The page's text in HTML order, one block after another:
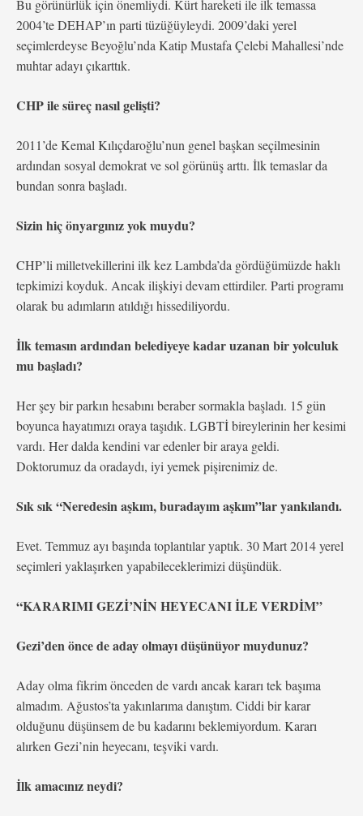
Bu görünürlük için önemliydi. Kürt hareketi ile ilk temassa
2004’te DEHAP’ın parti tüzüğüyleydi. 2009’daki yerel
seçimlerdeyse Beyoğlu’nda Katip Mustafa Çelebi Mahallesi’nde
muhtar adayı çıkarttık.
CHP ile süreç nasıl gelişti?
2011’de Kemal Kılıçdaroğlu’nun genel başkan seçilmesinin
ardından sosyal demokrat ve sol görünüş arttı. İlk temaslar da
bundan sonra başladı.
Sizin hiç önyargınız yok muydu?
CHP’li milletvekillerini ilk kez Lambda’da gördüğümüzde haklı
tepkimizi koyduk. Ancak ilişkiyi devam ettirdiler. Parti programı
olarak bu adımların atıldığı hissediliyordu.
İlk temasın ardından belediyeye kadar uzanan bir yolculuk
mu başladı?
Her şey bir parkın hesabını beraber sormakla başladı. 15 gün
boyunca hayatımızı oraya taşıdık. LGBTİ bireylerinin her kesimi
vardı. Her dalda kendini var edenler bir araya geldi.
Doktorumuz da oradaydı, iyi yemek pişirenimiz de.
Sık sık “Neredesin aşkım, buradayım aşkım”lar yankılandı.
Evet. Temmuz ayı başında toplantılar yaptık. 30 Mart 2014 yerel
seçimleri yaklaşırken yapabileceklerimizi düşündük.
“KARARIMI GEZİ’NİN HEYECANI İLE VERDİM”
Gezi’den önce de aday olmayı düşünüyor muydunuz?
Aday olma fikrim önceden de vardı ancak kararı tek başıma
almadım. Ağustos’ta yakınlarıma danıştım. Ciddi bir karar
olduğunu düşünsem de bu kadarını beklemiyordum. Kararı
alırken Gezi’nin heyecanı, teşviki vardı.
İlk amacınız neydi?